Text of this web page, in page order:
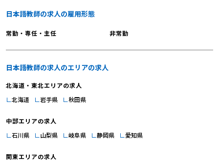
の日付を記入。面接に持っていく場合
は当日の日付を記入しましょう。年号
ださいね。 【日本語教師への転職｜
がな」は履歴書の書き方に合わせまし
ょう（「ふりがな」はひらがな、「フ
にスペースを空けると読みやすくなり
ます。 【日本語教師への転職｜履歴
齢を記入してください（送付時とは日
日本語教師の求人の雇用形態
常勤・専任・主任 非常勤
日本語教師の求人のエリアの求人
北海道・東北エリアの求人
北海道
岩手県 秋田県
中部エリアの求人
石川県
山梨県 岐阜県 静岡県 愛知県
関東エリアの求人